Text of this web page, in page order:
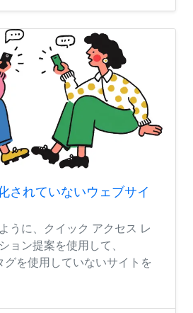
されていないウェブサイ
うに、クイック アクセス レ
ョン提案を使用して、
を使用していないサイトを